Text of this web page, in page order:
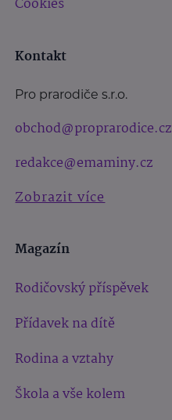
Kontakt
Pro prarodiče s.r.o.
obchod@proprarodice.cz
redakce@emaminy.cz
Zobrazit více
Magazín
Rodičovský příspěvek
Přídavek na dítě
Rodina a vztahy
Škola a vše kolem